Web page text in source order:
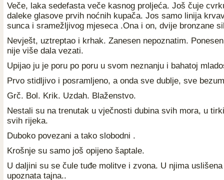
Veče, laka sedefasta veče kasnog proljeća. Još čuje
daleke glasove prvih noćnih kupača. Jos samo linija
sunca i sramežljivog mjeseca .Ona i on, dvije bronzane
Nevješt, uztreptao i krhak. Zanesen nepoznatim.
nije više dala vezati.
Upijao ju je poru po poru u svom neznanju i bahatoj
Prvo stidljivo i posramljeno, a onda sve dublje, sve
Grč. Bol. Krik. Uzdah. Blaženstvo.
Nestali su na trenutak u vječnosti dubina svih mora, u
svih rijeka.
Duboko povezani a tako slobodni .
Krošnje su samo još opijeno šaptale.
U daljini su se čule tuđe molitve i zvona. U njima
upoznata tajna..